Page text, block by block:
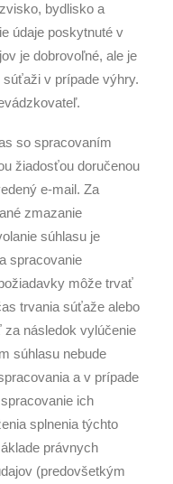
bydlisko a
údaje poskytnuté v
je dobrovoľné, ale je
v prípade výhry.
so spracovaním
žiadosťou doručenou
e-mail. Za
zmazanie
súhlasu je
spracovanie
môže trvať
trvania súťaže alebo
následok vylúčenie
súhlasu nebude
a v prípade
ich
splnenia týchto
právnych
(predovšetkým